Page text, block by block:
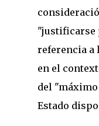
"justificarse
referencia a
en el
del
Estado